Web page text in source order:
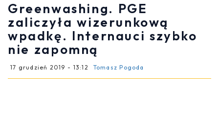
Greenwashing. PGE
zaliczyła wizerunkową
wpadkę. Internauci szybko
nie zapomną
17 grudzień 2019 - 13:12 Tomasz Pogoda